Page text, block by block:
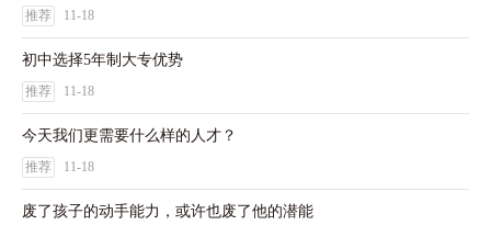
推荐 11-18
初中选择5年制大专优势
推荐 11-18
今天我们更需要什么样的人才？
推荐 11-18
废了孩子的动手能力，或许也废了他的潜能